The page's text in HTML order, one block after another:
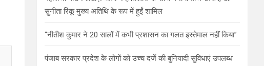
सुनीता रिंकू मुख्य अतिथि के रूप में हुईं शामिल
“नीतीश कुमार ने 20 सालों में कभी प्रशासन का गलत इस्तेमाल नहीं किया”
पंजाब सरकार प्रदेश के लोगों को उच्च दर्जे की बुनियादी सुविधाएं उपलब्ध